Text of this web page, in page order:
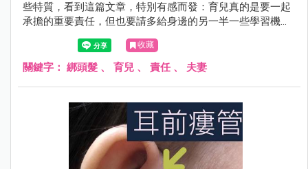
些特質，看到這篇文章，特別有感而發：育兒真的是要一起
承擔的重要責任，但也要請多給身邊的另一半一些學習機
會，雖然剛開始可能做得不夠好，但是多給機會另一半成
長，總是慢慢會看到成果的。
收藏
關鍵字： 綁頭髮 、 育兒 、 責任 、 夫妻